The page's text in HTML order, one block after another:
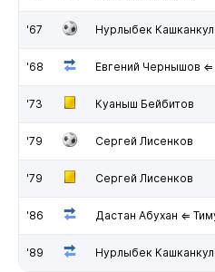
'67 Нурлыбек Кашканкул
'68 Евгений Чернышов
'73 Куаныш Бейбитов
'79 Сергей Лисенков
'79 Сергей Лисенков
'86 Дастан Абухан ⇐
'89 Нурлыбек